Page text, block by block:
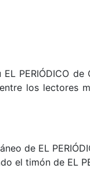
PERIÓDICO
los lectores
de EL
el timón de EL